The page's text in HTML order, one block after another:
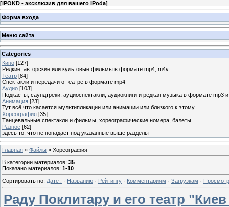
[iPOKD - эксклюзив для вашего iPoda]
Форма входа
Меню сайта
Categories
Кино [127]
Редкие, авторские или культовые фильмы в формате mp4, m4v
Театр [84]
Спектакли и передачи о театре в формате mp4
Аудио [103]
Подкасты, саундтреки, аудиоспектакли, аудиокниги и редкая музыка в формате mp3
Анимация [23]
Тут всё что касается мультипликации или анимации или близкого к этому.
Хореография [35]
Танцевальные спектакли и фильмы, хореографические номера, балеты
Разное [62]
здесь то, что не попадает под указанные выше разделы
Главная » Файлы » Хореография
В категории материалов: 35
Показано материалов: 1-10
Сортировать по: Дате · Названию · Рейтингу · Комментариям · Загрузкам ·
Раду Поклитару и его театр